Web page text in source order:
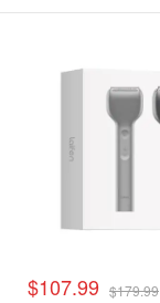
$107.99 $179.99